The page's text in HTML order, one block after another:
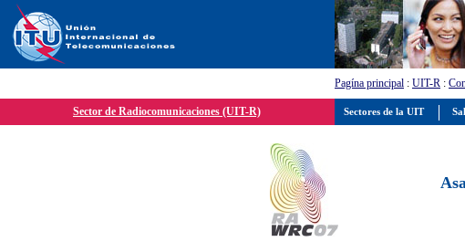
Pagína principal : UIT-R :
Sector de Radiocomunicaciones (UIT-R) Sectores de la UIT